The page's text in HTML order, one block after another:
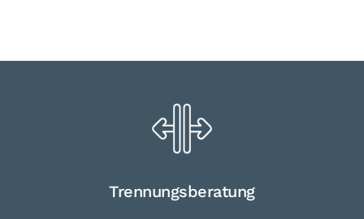
Trennungs­beratung